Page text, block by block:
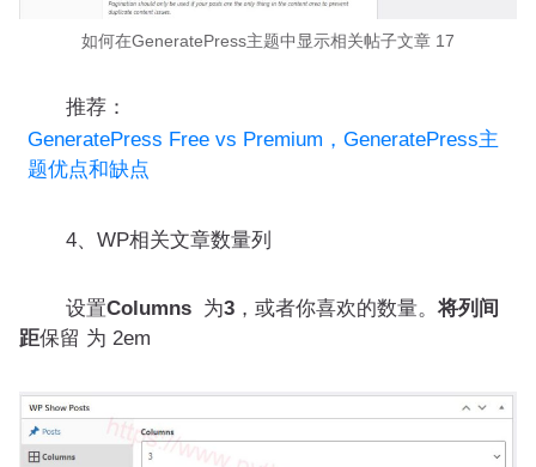
如何在GeneratePress主题中显示相关帖子文章 17
推荐：
GeneratePress Free vs Premium，GeneratePress主
题优点和缺点
4、WP相关文章数量列
设置Columns 为3 ，或者你喜欢的数量。将列间
距保留 为 2em